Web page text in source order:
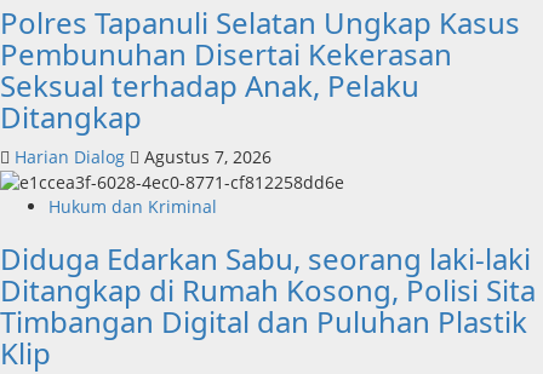
Polres Tapanuli Selatan Ungkap Kasus
Pembunuhan Disertai Kekerasan
Seksual terhadap Anak, Pelaku
Ditangkap
Harian Dialog Agustus 7, 2026
Hukum dan Kriminal
Diduga Edarkan Sabu, seorang laki-laki
Ditangkap di Rumah Kosong, Polisi Sita
Timbangan Digital dan Puluhan Plastik
Klip